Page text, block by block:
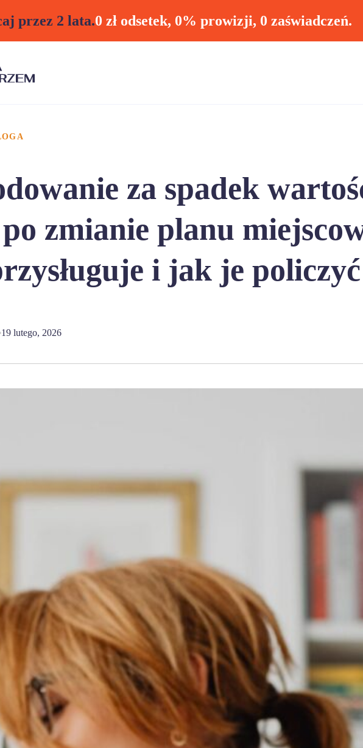
przez 2 lata.0 zł odsetek, 0% prowizji, 0 zaświadczeń.
za spadek
zmianie planu
i jak je policzyć
19 lutego, 2026